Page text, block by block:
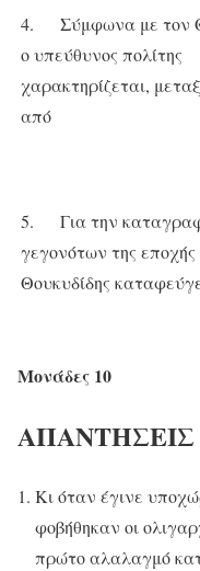
4. Σύμφωνα με τον
ο υπεύθυνος πολίτης
χαρακτηρίζεται,
από
5. Για την
γεγονότων της εποχής
Θουκυδίδης
Μονάδες 10
ΑΠΑΝΤΗΣΕΙΣ
Κι όταν έγινε
φοβήθηκαν οι
πρώτο αλαλαγμό